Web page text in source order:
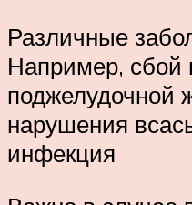
Различные
Например, сбой
поджелудочной
нарушения
инфекция